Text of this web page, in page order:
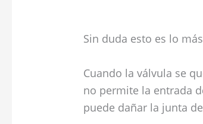
Sin duda esto es lo
Cuando la válvula se
no permite la entrada
puede dañar la junta